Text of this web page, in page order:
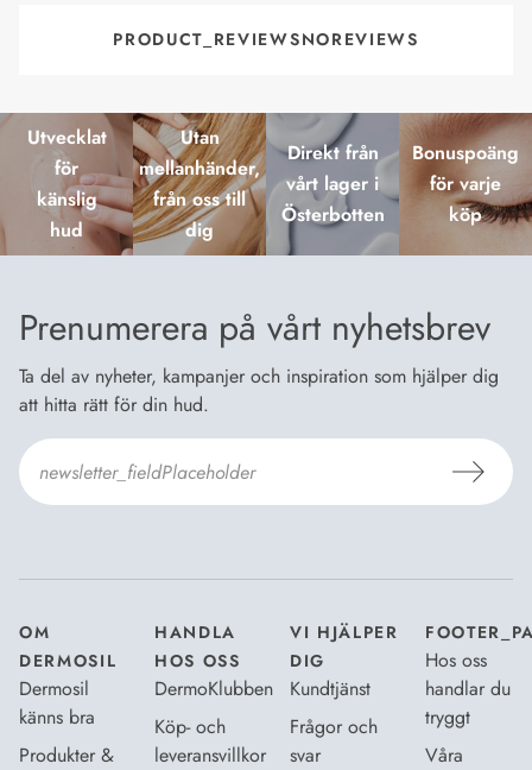
PRODUCT_REVIEWSNOREVIEWS
Utvecklat
för
känslig
hud
Utan
mellanhänder,
från oss till
dig
Direkt från
vårt lager i
Österbotten
Bonuspoäng
för varje
köp
Prenumerera på vårt nyhetsbrev
Ta del av nyheter, kampanjer och inspiration som hjälper dig
att hitta rätt för din hud.
OM
DERMOSIL
Dermosil
känns bra
Produkter &
HANDLA
HOS OSS
DermoKlubben
Köp- och
leveransvillkor
VI HJÄLPER
DIG
Kundtjänst
Frågor och
svar
Hos oss
handlar du
tryggt
Våra